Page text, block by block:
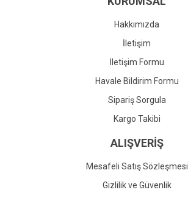
Gönder
Hakkımızda
İletişim
İletişim Formu
Havale Bildirim Formu
Sipariş Sorgula
Kargo Takibi
ALIŞVERİŞ
Mesafeli Satış Sözleşmesi
Gizlilik ve Güvenlik